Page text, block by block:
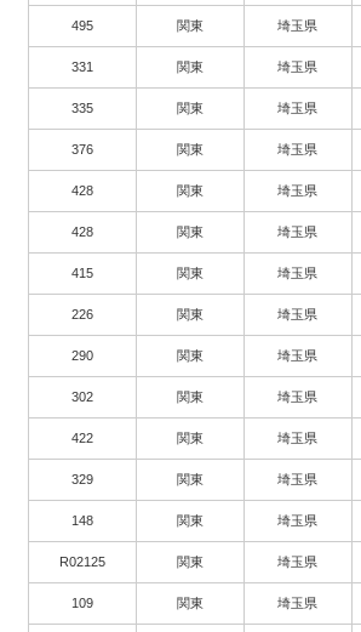
495 関東 埼玉県
331 関東 埼玉県
335 関東 埼玉県
376 関東 埼玉県
428 関東 埼玉県
428 関東 埼玉県
415 関東 埼玉県
226 関東 埼玉県
290 関東 埼玉県
302 関東 埼玉県
422 関東 埼玉県
329 関東 埼玉県
148 関東 埼玉県
R02125 関東 埼玉県
109 関東 埼玉県